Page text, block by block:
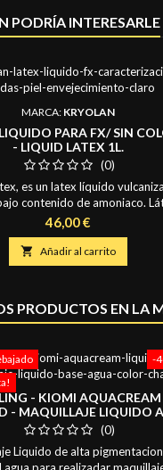
PODRÍA INTERESARLE
MARCA: KRYOLAN
PARA FX/ SIN
- LIQUID LATEX 1L.
(0)
es un latex líquido
contenido de amoniaco.
se utiliza para crear pequeñas
como narices, piezas de
similares. También se puede
de piel vieja o
Precio
46,00 €
 Añadir al carrito
PRODUCTOS EN LA
-
- KIOMI AQUACREAM
- MAQUILLAJE LIQUIDO
- TONOS FANTASIA MATE
100ML
(0)
Liquido de alta